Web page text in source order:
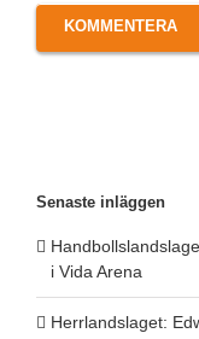
Senaste inläggen
i Vida Arena
Herrlandslaget: